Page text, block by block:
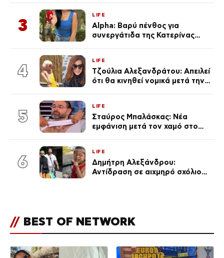
3
LIFE
Alpha: Βαρύ πένθος για
συνεργάτιδα της Κατερίνας
του Θεού»
4
LIFE
Τζούλια Αλεξανδράτου: Απειλεί
ότι θα κινηθεί νομικά μετά την
5
LIFE
Σταύρος Μπαλάσκας: Νέα
εμφάνιση μετά τον χαμό στο
6
LIFE
Δημήτρη Αλεξάνδρου:
Αντίδραση σε αιχμηρό σχόλιο
// BEST OF NETWORK